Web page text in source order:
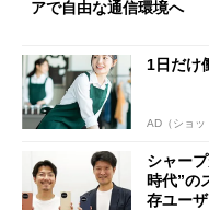
アで自由な通信環境へ
1日だけ
AD（ショッ
シャー
時代”の
存ユーザ